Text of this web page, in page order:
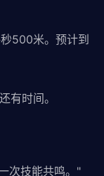
500米。预计到
有时间。
次技能共鸣。"